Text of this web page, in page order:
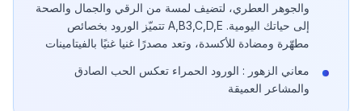
والجوهر العطري، لتضيف لمسة من الرقي والجمال والصحة
إلى حياتك اليومية. A,B3,C,D,E تتميّز الورود بخصائص
مطهّرة ومضادة للأكسدة، وتعد مصدرًا غنيا غنيًا بالفيتامينات
معاني الزهور : الورود الحمراء تعكس الحب الصادق
والمشاعر العميقة